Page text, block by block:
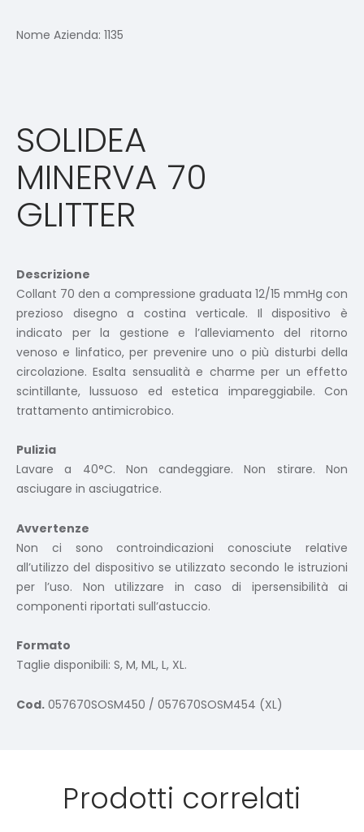
Nome Azienda: 1135
SOLIDEA
MINERVA 70
GLITTER
Descrizione
Collant 70 den a compressione graduata 12/15 mmHg con
prezioso disegno a costina verticale. Il dispositivo è
indicato per la gestione e l’alleviamento del ritorno
venoso e linfatico, per prevenire uno o più disturbi della
circolazione. Esalta sensualità e charme per un effetto
scintillante, lussuoso ed estetica impareggiabile. Con
trattamento antimicrobico.
Pulizia
Lavare a 40°C. Non candeggiare. Non stirare. Non
asciugare in asciugatrice.
Avvertenze
Non ci sono controindicazioni conosciute relative
all’utilizzo del dispositivo se utilizzato secondo le istruzioni
per l’uso. Non utilizzare in caso di ipersensibilità ai
componenti riportati sull’astuccio.
Formato
Taglie disponibili: S, M, ML, L, XL.
Cod. 057670SOSM450 / 057670SOSM454 (XL)
Prodotti correlati